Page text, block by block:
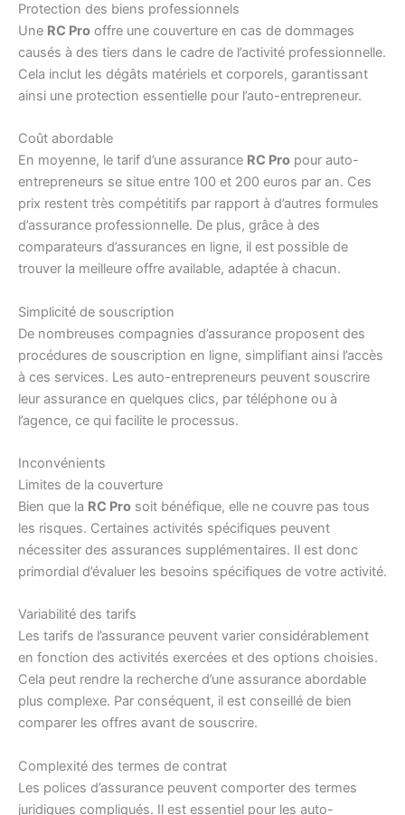
Protection des biens professionnels
Une RC Pro offre une couverture en cas de dommages
causés à des tiers dans le cadre de l’activité professionnelle.
Cela inclut les dégâts matériels et corporels, garantissant
ainsi une protection essentielle pour l’auto-entrepreneur.
Coût abordable
En moyenne, le tarif d’une assurance RC Pro pour auto-
entrepreneurs se situe entre 100 et 200 euros par an. Ces
prix restent très compétitifs par rapport à d’autres formules
d’assurance professionnelle. De plus, grâce à des
comparateurs d’assurances en ligne, il est possible de
trouver la meilleure offre available, adaptée à chacun.
Simplicité de souscription
De nombreuses compagnies d’assurance proposent des
procédures de souscription en ligne, simplifiant ainsi l’accès
à ces services. Les auto-entrepreneurs peuvent souscrire
leur assurance en quelques clics, par téléphone ou à
l’agence, ce qui facilite le processus.
Inconvénients
Limites de la couverture
Bien que la RC Pro soit bénéfique, elle ne couvre pas tous
les risques. Certaines activités spécifiques peuvent
nécessiter des assurances supplémentaires. Il est donc
primordial d’évaluer les besoins spécifiques de votre activité.
Variabilité des tarifs
Les tarifs de l’assurance peuvent varier considérablement
en fonction des activités exercées et des options choisies.
Cela peut rendre la recherche d’une assurance abordable
plus complexe. Par conséquent, il est conseillé de bien
comparer les offres avant de souscrire.
Complexité des termes de contrat
Les polices d’assurance peuvent comporter des termes
juridiques compliqués. Il est essentiel pour les auto-